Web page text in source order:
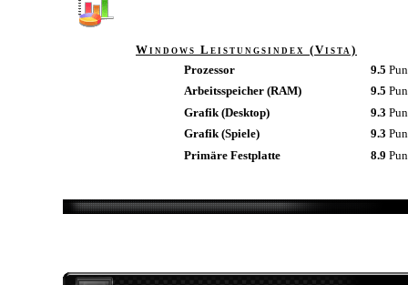
Windows Leistungsindex (Vista)
Prozessor
9.5
Arbeitsspeicher (RAM)
9.5
Grafik (Desktop)
9.3
Grafik (Spiele)
9.3
Primäre Festplatte
8.9